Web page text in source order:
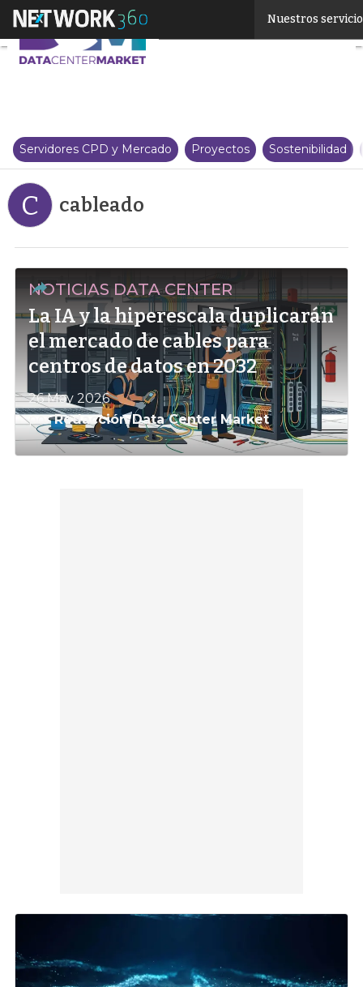
Nuestros
Servidores CPD y Mercado Proyectos Sostenibilidad
C cableado
NOTICIAS DATA CENTER
La IA y la hiperescala duplicarán
el mercado de cables para
centros de datos en 2032
26 May 2026
porRedacción Data Center Market